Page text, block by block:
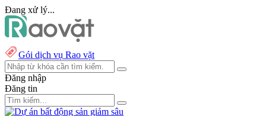
Đang xử lý...
Gói dịch vụ Rao vặt
Đăng nhập
Đăng tin